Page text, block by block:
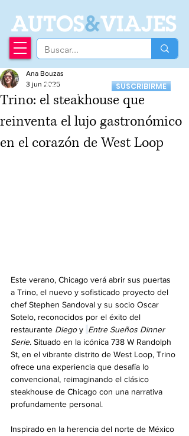
AUTOS&VIAJES
Recibí nuestro
Newsletter
SUSCRIBIRME
Trino: el steakhouse que
reinventa el lujo gastronómico
en el corazón de West Loop
Ana Bouzas
3 jun 2025
Este verano, Chicago verá abrir sus puertas
a Trino, el nuevo y sofisticado proyecto del
chef Stephen Sandoval y su socio Oscar
Sotelo, reconocidos por el éxito del
restaurante Diego y Entre Sueños Dinner
Serie. Situado en la icónica 738 W Randolph
St, en el vibrante distrito de West Loop, Trino
ofrece una experiencia que desafía lo
convencional, reimaginando el clásico
steakhouse de Chicago con una narrativa
profundamente personal.
Inspirado en la herencia del norte de México